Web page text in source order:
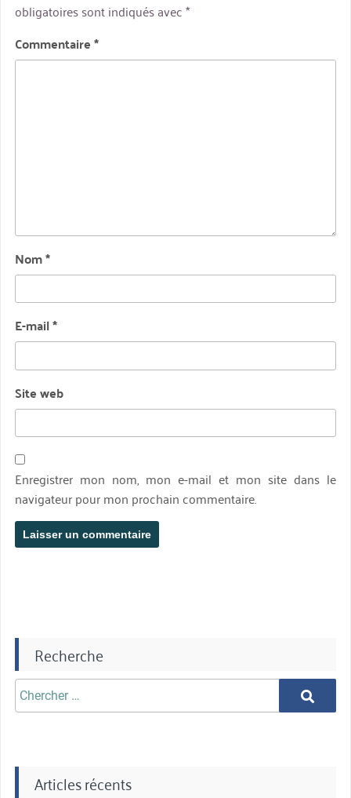
obligatoires sont indiqués avec*
Commentaire*
Nom*
E-mail*
Site web
Enregistrer mon nom, mon e-mail et mon site dans le
navigateur pour mon prochain commentaire.
Recherche
Chercher
aprè:
Chercher
Articles récents